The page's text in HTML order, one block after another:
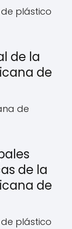
plástico
de la
de
de
de la
de
plástico